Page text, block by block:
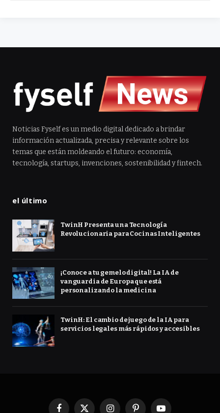
Noticias Fyself es un medio digital dedicado a brindar
información actualizada, precisa y relevante sobre los
temas que están moldeando el futuro: economía,
tecnología, startups, invenciones, sostenibilidad y fintech.
el último
TwinH Presenta una Tecnología
Revolucionaria para Cocinas Inteligentes
¡Conoce a tu gemelo digital! La IA de
vanguardia de Europa que está
personalizando la medicina
TwinH: El cambio de juego de la IA para
servicios legales más rápidos y accesibles